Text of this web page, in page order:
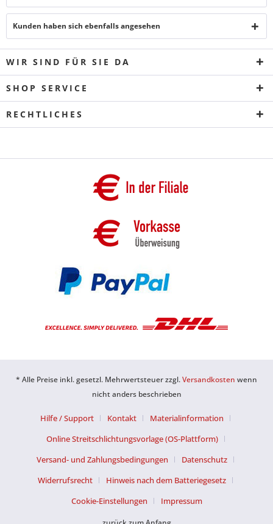
Kunden haben sich ebenfalls angesehen
WIR SIND FÜR SIE DA
SHOP SERVICE
RECHTLICHES
* Alle Preise inkl. gesetzl. Mehrwertsteuer zzgl.Versandkosten wenn
nicht anders beschrieben
Hilfe / Support Kontakt
Materialinformation
Online Streitschlichtungsvorlage (OS-Plattform)
Versand- und Zahlungsbedingungen
Datenschutz
Widerrufsrecht
Hinweis nach dem Batteriegesetz
Cookie-Einstellungen
Impressum